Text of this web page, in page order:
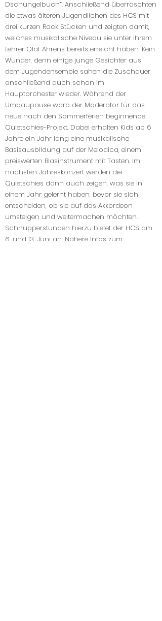
Dschungelbuch“. Anschließend überraschten
die etwas älteren Jugendlichen des HCS mit
drei kurzen Rock Stücken und zeigten damit,
welches musikalische Niveau sie unter ihrem
Lehrer Olaf Ahrens bereits erreicht haben. Kein
Wunder, denn einige junge Gesichter aus
dem Jugendensemble sahen die Zuschauer
anschließend auch schon im
Hauptorchester wieder. Während der
Umbaupause warb der Moderator für das
neue nach den Sommerferien beginnende
Quietschies-Projekt. Dabei erhalten Kids ab 6
Jahre ein Jahr lang eine musikalische
Basisausbildung auf der Melodica, einem
preiswerten Blasinstrument mit Tasten. Im
nächsten Jahreskonzert werden die
Quietschies dann auch zeigen, was sie in
einem Jahr gelernt haben, bevor sie sich
entscheiden, ob sie auf das Akkordeon
umsteigen und weitermachen möchten.
Schnupperstunden hierzu bietet der HCS am
6. und 13. Juni an. Nähere Infos zum